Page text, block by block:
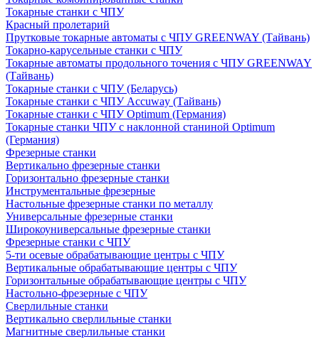
Токарные станки с ЧПУ
Красный пролетарий
Прутковые токарные автоматы с ЧПУ GREENWAY (Тайвань)
Токарно-карусельные станки с ЧПУ
Токарные автоматы продольного точения с ЧПУ GREENWAY
(Тайвань)
Токарные станки с ЧПУ (Беларусь)
Токарные станки с ЧПУ Accuway (Тайвань)
Токарные станки с ЧПУ Optimum (Германия)
Токарные станки ЧПУ с наклонной станиной Optimum
(Германия)
Фрезерные станки
Вертикально фрезерные станки
Горизонтально фрезерные станки
Инструментальные фрезерные
Настольные фрезерные станки по металлу
Универсальные фрезерные станки
Широкоуниверсальные фрезерные станки
Фрезерные станки с ЧПУ
5-ти осевые обрабатывающие центры с ЧПУ
Вертикальные обрабатывающие центры с ЧПУ
Горизонтальные обрабатывающие центры с ЧПУ
Настольно-фрезерные с ЧПУ
Сверлильные станки
Вертикально сверлильные станки
Магнитные сверлильные станки